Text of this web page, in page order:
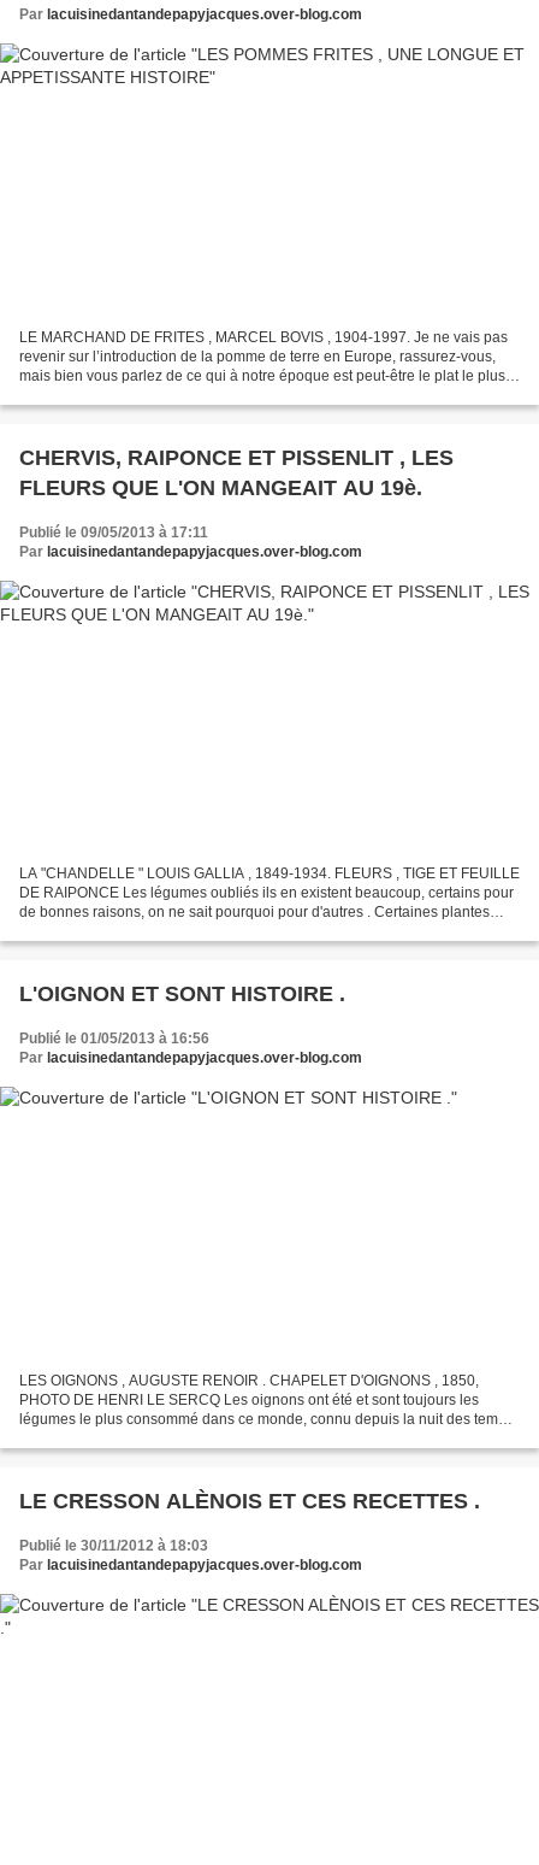
Par lacuisinedantandepapyjacques.over-blog.com
LE MARCHAND DE FRITES , MARCEL BOVIS , 1904-1997. Je ne vais pas
revenir sur l’introduction de la pomme de terre en Europe, rassurez-vous,
mais bien vous parlez de ce qui à notre époque est peut-être le plat le plus
CHERVIS, RAIPONCE ET PISSENLIT , LES
FLEURS QUE L'ON MANGEAIT AU 19è.
Publié le 09/05/2013 à 17:11
Par lacuisinedantandepapyjacques.over-blog.com
LA "CHANDELLE " LOUIS GALLIA , 1849-1934. FLEURS , TIGE ET FEUILLE
DE RAIPONCE Les légumes oubliés ils en existent beaucoup, certains pour
de bonnes raisons, on ne sait pourquoi pour d'autres . Certaines plantes
L'OIGNON ET SONT HISTOIRE .
Publié le 01/05/2013 à 16:56
Par lacuisinedantandepapyjacques.over-blog.com
LES OIGNONS , AUGUSTE RENOIR . CHAPELET D'OIGNONS , 1850,
PHOTO DE HENRI LE SERCQ Les oignons ont été et sont toujours les
légumes le plus consommé dans ce monde, connu depuis la nuit des temps
LE CRESSON ALÈNOIS ET CES RECETTES .
Publié le 30/11/2012 à 18:03
Par lacuisinedantandepapyjacques.over-blog.com